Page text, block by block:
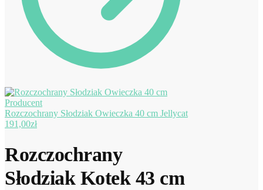
Rozczochrany Słodziak Owieczka 40 cm Jellycat
191,00zł
Rozczochrany
Słodziak Kotek 43 cm